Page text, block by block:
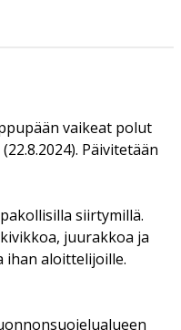
vaikeat polut
Päivitetään
siirtymillä.
juurakkoa ja
ihan aloittelijoille.